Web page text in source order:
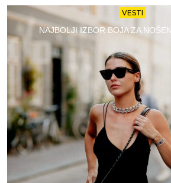
VESTI
NAJBOLJI IZBOR BOJA ZA